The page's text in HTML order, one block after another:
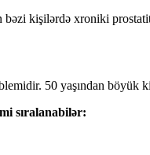
kişilərdə xroniki
50 yaşından
sıralanabilər: